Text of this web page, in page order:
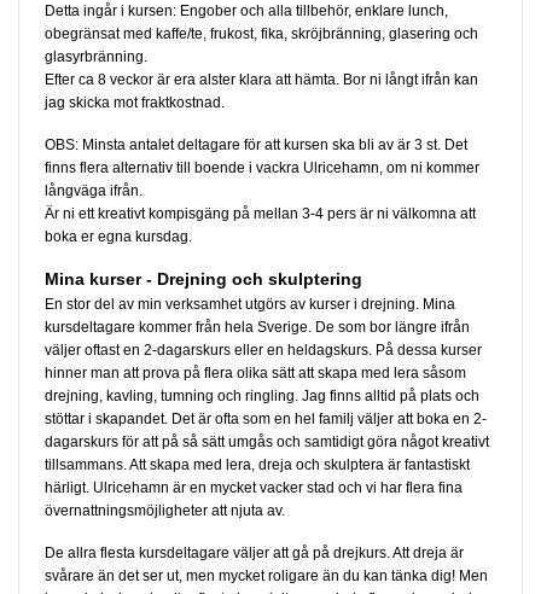
Detta ingår i kursen: Engober och alla tillbehör, enklare lunch,
obegränsat med kaffe/te, frukost, fika, skröjbränning, glasering och
glasyrbränning.
Efter ca 8 veckor är era alster klara att hämta. Bor ni långt ifrån kan
jag skicka mot fraktkostnad.
OBS: Minsta antalet deltagare för att kursen ska bli av är 3 st. Det
finns flera alternativ till boende i vackra Ulricehamn, om ni kommer
långväga ifrån.
Är ni ett kreativt kompisgäng på mellan 3-4 pers är ni välkomna att
boka er egna kursdag.
Mina kurser - Drejning och skulptering
En stor del av min verksamhet utgörs av kurser i drejning. Mina
kursdeltagare kommer från hela Sverige. De som bor längre ifrån
väljer oftast en 2-dagarskurs eller en heldagskurs. På dessa kurser
hinner man att prova på flera olika sätt att skapa med lera såsom
drejning, kavling, tumning och ringling. Jag finns alltid på plats och
stöttar i skapandet. Det är ofta som en hel familj väljer att boka en 2-
dagarskurs för att på så sätt umgås och samtidigt göra något kreativt
tillsammans. Att skapa med lera, dreja och skulptera är fantastiskt
härligt. Ulricehamn är en mycket vacker stad och vi har flera fina
övernattningsmöjligheter att njuta av.
De allra flesta kursdeltagare väljer att gå på drejkurs. Att dreja är
svårare än det ser ut, men mycket roligare än du kan tänka dig! Men